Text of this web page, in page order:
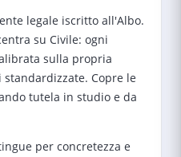
legale iscritto all'Albo.
su Civile: ogni
sulla propria
Copre le
tutela in studio e da
per concretezza e